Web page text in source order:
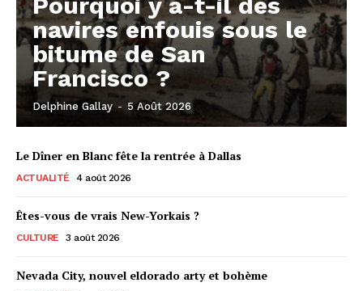
navires enfouis sous le
bitume de San
Francisco ?
Delphine Gallay - 5 Août 2026
Le Dîner en Blanc fête la rentrée à Dallas
ACTUALITÉ 4 août 2026
Êtes-vous de vrais New-Yorkais ?
CULTURE 3 août 2026
Nevada City, nouvel eldorado arty et bohème